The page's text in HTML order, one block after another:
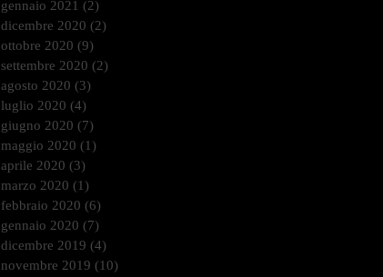
gennaio 2021 (2)
dicembre 2020 (2)
ottobre 2020 (9)
settembre 2020 (2)
agosto 2020 (3)
luglio 2020 (4)
giugno 2020 (7)
maggio 2020 (1)
aprile 2020 (3)
marzo 2020 (1)
febbraio 2020 (6)
gennaio 2020 (7)
dicembre 2019 (4)
novembre 2019 (10)